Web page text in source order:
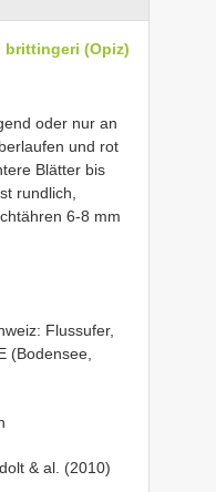
(Opiz)
oder nur an
und rot
Blätter bis
rundlich,
6-8 mm
Flussufer,
(Bodensee,
& al. (2010)